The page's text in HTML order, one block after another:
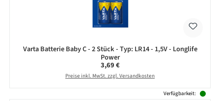
Varta Batterie Baby C - 2 Stück - Typ: LR14 - 1,5V - Longlife
Power
Regulärer Preis:
3,69 €
Preise inkl. MwSt. zzgl. Versandkosten
Verfügbarkeit: